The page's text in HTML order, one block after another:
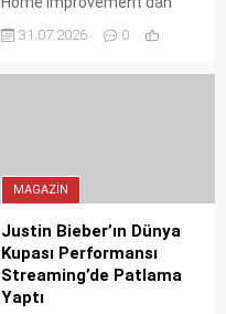
Columbia'da okudu,
gösteriyor. Peki, neden
Hollywood'dan tamamen
kopmadı?
31.07.2026 0
MAGAZIN
Justin Bieber’ın Dünya
Kupası Performansı
Streaming’de Patlama
Yaptı